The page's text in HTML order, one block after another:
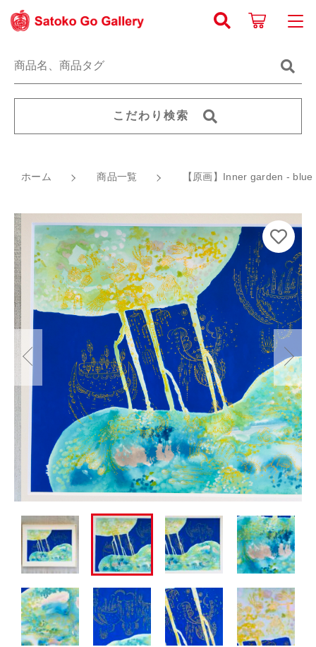
こだわり検索
ホーム 商品一覧 【原画】Inner garden -
【原画】Inner garden - blue green x aqua
marine -
数量
ショッピングを続ける
カートを確認する
ログイン / 会員登録
人気商品から探す
Satoko Go Galleryについて
ショッピングガイド
ブログ
郷さとこの創作活動
お問い合わせ
すべて
《原画》 線画
《原画》 動植物
ジクレー版画
グッズ・他
こだわり検索
子カテゴリ
価格帯
～
その他
在庫あり セール
並び順